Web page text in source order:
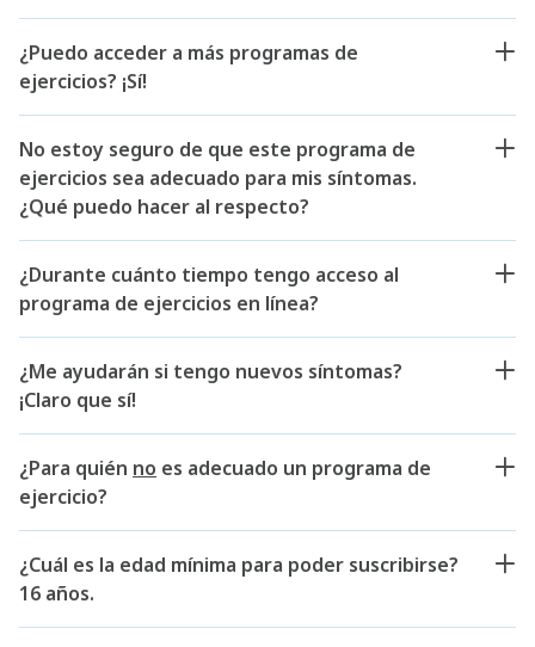
¿Puedo acceder a más programas de
ejercicios? ¡Sí!
No estoy seguro de que este programa de
ejercicios sea adecuado para mis síntomas.
¿Qué puedo hacer al respecto?
¿Durante cuánto tiempo tengo acceso al
programa de ejercicios en línea?
¿Me ayudarán si tengo nuevos síntomas?
¡Claro que sí!
¿Para quién no es adecuado un programa de
ejercicio?
¿Cuál es la edad mínima para poder suscribirse?
16 años.